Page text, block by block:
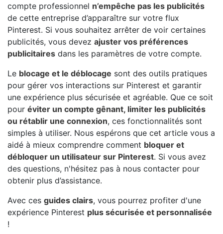
compte professionnel n’empêche pas les publicités
de cette entreprise d’apparaître sur votre flux
Pinterest. Si vous souhaitez arrêter de voir certaines
publicités, vous devez ajuster vos préférences
publicitaires dans les paramètres de votre compte.
Le blocage et le déblocage sont des outils pratiques
pour gérer vos interactions sur Pinterest et garantir
une expérience plus sécurisée et agréable. Que ce soit
pour éviter un compte gênant, limiter les publicités
ou rétablir une connexion, ces fonctionnalités sont
simples à utiliser. Nous espérons que cet article vous a
aidé à mieux comprendre comment bloquer et
débloquer un utilisateur sur Pinterest. Si vous avez
des questions, n'hésitez pas à nous contacter pour
obtenir plus d’assistance.
Avec ces guides clairs, vous pourrez profiter d'une
expérience Pinterest plus sécurisée et personnalisée
!